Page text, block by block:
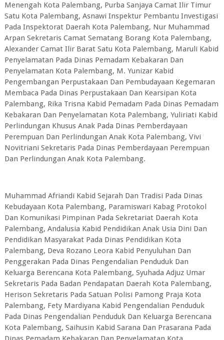
Menengah Kota Palembang, Purba Sanjaya Camat Ilir Timur
Satu Kota Palembang, Asnawi Inspektur Pembantu Investigasi
Pada Inspektorat Daerah Kota Palembang, Nur Muhammad
Arpan Sekretaris Camat Sematang Borang Kota Palembang,
Alexander Camat Ilir Barat Satu Kota Palembang, Maruli Kabid
Penyelamatan Pada Dinas Pemadam Kebakaran Dan
Penyelamatan Kota Palembang, M. Yunizar Kabid
Pengembangan Perpustakaan Dan Pembudayaan Kegemaran
Membaca Pada Dinas Perpustakaan Dan Kearsipan Kota
Palembang, Rika Trisna Kabid Pemadam Pada Dinas Pemadam
Kebakaran Dan Penyelamatan Kota Palembang, Yuliriati Kabid
Perlindungan Khusus Anak Pada Dinas Pemberdayaan
Perempuan Dan Perlindungan Anak Kota Palembang, Vivi
Novitriani Sekretaris Pada Dinas Pemberdayaan Perempuan
Dan Perlindungan Anak Kota Palembang.
Muhammad Afriandi Kabid Sejarah Dan Tradisi Pada Dinas
Kebudayaan Kota Palembang, Paramiswari Kabag Protokol
Dan Komunikasi Pimpinan Pada Sekretariat Daerah Kota
Palembang, Andalusia Kabid Pendidikan Anak Usia Dini Dan
Pendidikan Masyarakat Pada Dinas Pendidikan Kota
Palembang, Deva Rozano Leora Kabid Penyuluhan Dan
Penggerakan Pada Dinas Pengendalian Penduduk Dan
Keluarga Berencana Kota Palembang, Syuhada Adjuz Umar
Sekretaris Pada Badan Pendapatan Daerah Kota Palembang,
Herison Sekretaris Pada Satuan Polisi Pamong Praja Kota
Palembang, Fety Mardiyana Kabid Pengendalian Penduduk
Pada Dinas Pengendalian Penduduk Dan Keluarga Berencana
Kota Palembang, Saihusin Kabid Sarana Dan Prasarana Pada